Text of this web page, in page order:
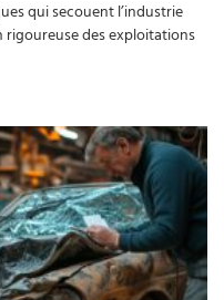
qui secouent l’industrie
rigoureuse des exploitations